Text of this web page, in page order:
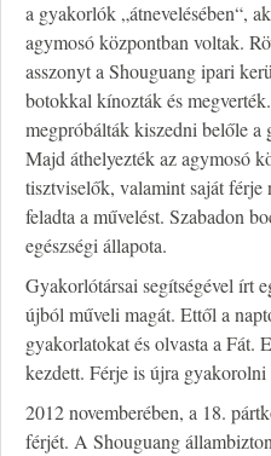
a gyakorlók „átnevelésében“,
agymosó központban voltak.
asszonyt a Shouguang ipari
botokkal kínozták és
megpróbálták kiszedni belőle
Majd áthelyezték az agymosó
tisztviselők, valamint saját
feladta a művelést. Szabadon
egészségi állapota.
Gyakorlótársai segítségével írt
újból műveli magát. Ettől a
gyakorlatokat és olvasta a Fát.
kezdett. Férje is újra gyakorolni
2012 novemberében, a 18.
férjét. A Shouguang